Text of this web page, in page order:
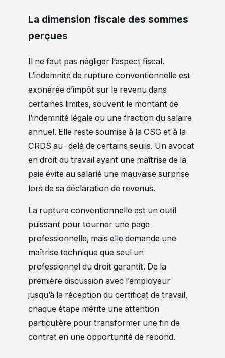
La dimension fiscale des sommes
perçues
Il ne faut pas négliger l’aspect fiscal.
L’indemnité de rupture conventionnelle est
exonérée d’impôt sur le revenu dans
certaines limites, souvent le montant de
l’indemnité légale ou une fraction du salaire
annuel. Elle reste soumise à la CSG et à la
CRDS au-delà de certains seuils. Un avocat
en droit du travail ayant une maîtrise de la
paie évite au salarié une mauvaise surprise
lors de sa déclaration de revenus.
La rupture conventionnelle est un outil
puissant pour tourner une page
professionnelle, mais elle demande une
maîtrise technique que seul un
professionnel du droit garantit. De la
première discussion avec l’employeur
jusqu’à la réception du certificat de travail,
chaque étape mérite une attention
particulière pour transformer une fin de
contrat en une opportunité de rebond.